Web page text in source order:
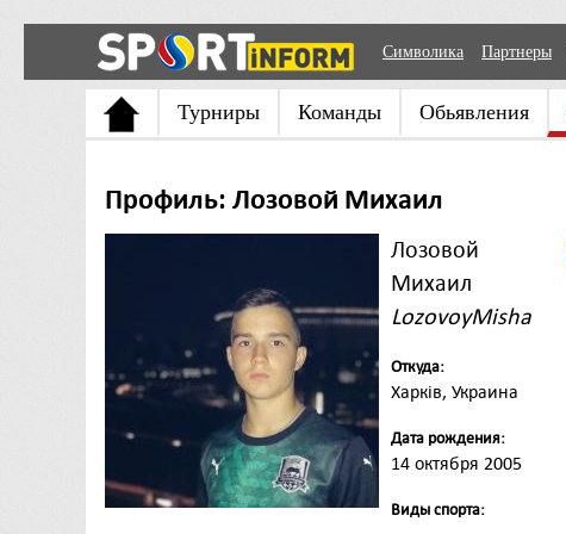
Символика Партнеры
Турниры Команды Обьявления
Профиль: Лозовой Михаил
Лозовой
Михаил
LozovoyMisha
Откуда:
Харків, Украина
Дата рождения:
14 октября 2005
Виды спорта: